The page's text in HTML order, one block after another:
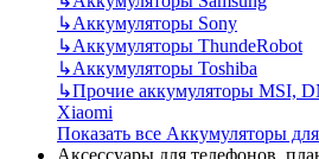
↳Аккумуляторы Sony
↳Аккумуляторы ThundeRobot
↳Аккумуляторы Toshiba
↳Прочие аккумуляторы MSI,
Xiaomi
Показать все Аккумуляторы
Аксессуары для телефонов,